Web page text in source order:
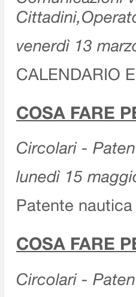
venerdì 13
CALENDARIO
COSA FARE
Circolari -
lunedì 15
Patente
COSA FARE
Circolari -